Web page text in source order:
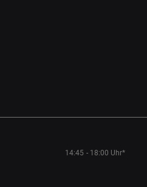
14:45 - 18:00 Uhr*